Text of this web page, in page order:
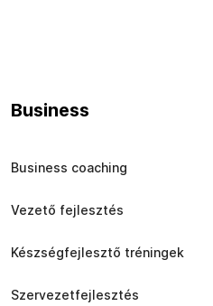
Business
Business coaching
Vezető fejlesztés
Készségfejlesztő tréningek
Szervezetfejlesztés